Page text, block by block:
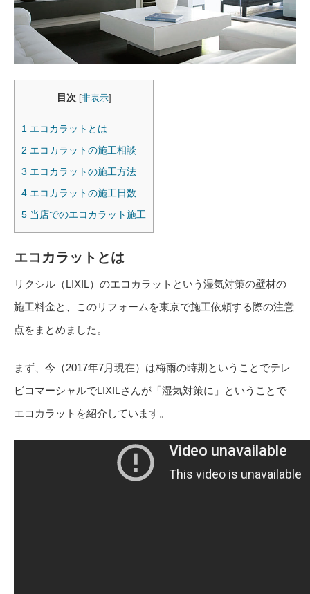
目次 [非表示]
1 エコカラットとは
2 エコカラットの施工相談
3 エコカラットの施工方法
4 エコカラットの施工日数
5 当店でのエコカラット施工
エコカラットとは
リクシル（LIXIL）のエコカラットという湿気対策の壁材の
施工料金と、このリフォームを東京で施工依頼する際の注意
点をまとめました。
まず、今（2017年7月現在）は梅雨の時期ということでテレ
ビコマーシャルでLIXILさんが「湿気対策に」ということで
エコカラットを紹介しています。